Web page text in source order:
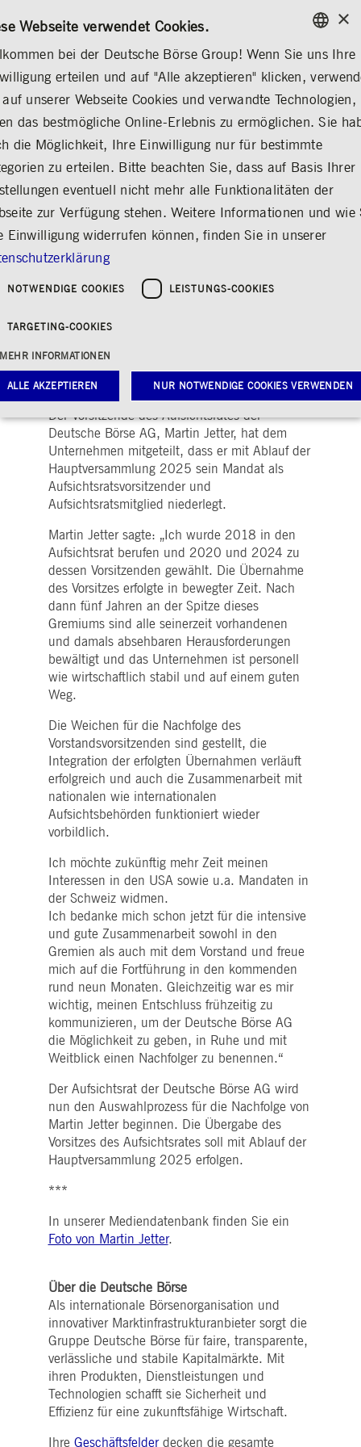
KONTAKT
Aufsichtsratsvorsitzen
der Martin Jetter
beendet nach Ablauf
der
Hauptversammlung
2025 Mandat
Erschienen am:
10.09.2024
Group
Der Vorsitzende des Aufsichtsrates der
Deutsche Börse AG, Martin Jetter, hat dem
Unternehmen mitgeteilt, dass er mit Ablauf der
Hauptversammlung 2025 sein Mandat als
Aufsichtsratsvorsitzender und
Aufsichtsratsmitglied niederlegt.
Martin Jetter sagte: „Ich wurde 2018 in den
Aufsichtsrat berufen und 2020 und 2024 zu
dessen Vorsitzenden gewählt. Die Übernahme
des Vorsitzes erfolgte in bewegter Zeit. Nach
dann fünf Jahren an der Spitze dieses
Gremiums sind alle seinerzeit vorhandenen
und damals absehbaren Herausforderungen
bewältigt und das Unternehmen ist personell
wie wirtschaftlich stabil und auf einem guten
Weg.
Die Weichen für die Nachfolge des
Vorstandsvorsitzenden sind gestellt, die
Integration der erfolgten Übernahmen verläuft
erfolgreich und auch die Zusammenarbeit mit
nationalen wie internationalen
Aufsichtsbehörden funktioniert wieder
vorbildlich.
Ich möchte zukünftig mehr Zeit meinen
Interessen in den USA sowie u.a. Mandaten in
der Schweiz widmen.
Ich bedanke mich schon jetzt für die intensive
und gute Zusammenarbeit sowohl in den
Gremien als auch mit dem Vorstand und freue
mich auf die Fortführung in den kommenden
rund neun Monaten. Gleichzeitig war es mir
wichtig, meinen Entschluss frühzeitig zu
kommunizieren, um der Deutsche Börse AG
die Möglichkeit zu geben, in Ruhe und mit
Weitblick einen Nachfolger zu benennen.“
Der Aufsichtsrat der Deutsche Börse AG wird
nun den Auswahlprozess für die Nachfolge von
Martin Jetter beginnen. Die Übergabe des
Vorsitzes des Aufsichtsrates soll mit Ablauf der
Hauptversammlung 2025 erfolgen.
***
In unserer Mediendatenbank finden Sie ein
Foto von Martin Jetter.
Über die Deutsche Börse
Als internationale Börsenorganisation und
innovativer Marktinfrastrukturanbieter sorgt die
Gruppe Deutsche Börse für faire, transparente,
verlässliche und stabile Kapitalmärkte. Mit
ihren Produkten, Dienstleistungen und
Technologien schafft sie Sicherheit und
Effizienz für eine zukunftsfähige Wirtschaft.
Ihre Geschäftsfelderdecken die gesamte
ENGLISH
ENGLISH
×
Webseite verwendet Cookies.
bei der Deutsche Börse Group! Wenn Sie uns Ihre
erteilen und auf "Alle akzeptieren" klicken,
unserer Webseite Cookies und verwandte Technologien,
das bestmögliche Online-Erlebnis zu ermöglichen. Sie
die Möglichkeit, Ihre Einwilligung nur für bestimmte
zu erteilen. Bitte beachten Sie, dass auf Basis Ihrer
eventuell nicht mehr alle Funktionalitäten der
zur Verfügung stehen. Weitere Informationen und wie
Einwilligung widerrufen können, finden Sie in unserer
NOTWENDIGE COOKIES LEISTUNGS-COOKIES
TARGETING-COOKIES
MEHR INFORMATIONEN
ALLE AKZEPTIEREN NUR NOTWENDIGE COOKIES VERWENDEN
Notwendige Cookies Leistungs-Cookies Targeting-Cookies
Cookies ermöglichen Kernfunktionen der Website wie Benutzeranmeldung und
Ohne diese notwendigen Cookies kann die Website nicht richtig genutzt werden.
bis
www.deutsche-
boerse.com
Sitzung
Dieses Cookie wird vom
Application Gateway
zusätzlich zu
ursprungsübergreifenden
aufrechtzuerhalten.
boerse.com
Application Gateway
Amazon.com Inc.
broadcaster.walls.io
1
Woche
Klebrigkeit mit CORS-
Anwendungsfällen nach
dem Chromium-Update
erstellen wir zusätzliche
deutsche-
boerse.com
Sitzung
Dieses Cookie ist für die
CAE-Verbindung
erforderlich.
CookieScript
.deutsche-
boerse.com
1 Jahr
Dieses Cookie wird vom
Cookie-Script.com-Dienst
verwendet, um die
für Besucher-Cookies zu
speichern. Das Cookie-
Banner von Cookie-
Script.com muss
funktionieren.
deutsche-
boerse.com
Sitzung
Dieses Cookie wird vom
Application Gateway zur
Aufrechterhaltung der
LinkedIn
Corporation
.linkedin.com
5
Monate
4
Wochen
Wird verwendet, um die
Zustimmung des Gastes
zur Verwendung von
Cookies für nicht
wesentliche Zwecke zu
speichern
deutsche-
Sitzung
verwendet, um die Sticky
Session auch bei Cross-
um sicherzustellen, dass
Client-Anfragen auf den
gleichen Server für jede
Browsersitzung gerichtet
werden, die
Benutzererfahrung durch
effektiven
Ressourcennutzung zu
verbessern. Insbesondere
unterstützt die CORS
Sharing) Version die